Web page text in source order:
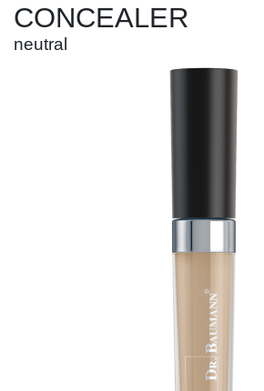
CONCEALER
neutral